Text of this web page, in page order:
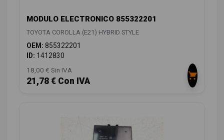
MODULO ELECTRONICO 855322201
TOYOTA COROLLA (E21) HYBRID STYLE
OEM: 855322201
ID: 1412830
18,00 € Sin IVA
21,78 € Con IVA